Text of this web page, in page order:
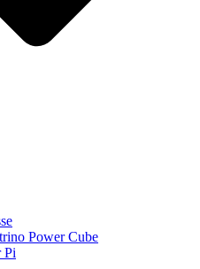
Power Cube
Pi